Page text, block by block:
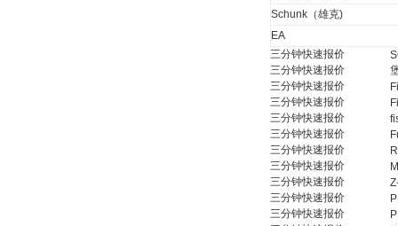
Schunk（雄克)
EA
三分钟快速报价
三分钟快速报价
三分钟快速报价
三分钟快速报价
三分钟快速报价
三分钟快速报价
三分钟快速报价
三分钟快速报价
三分钟快速报价
三分钟快速报价
三分钟快速报价